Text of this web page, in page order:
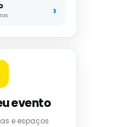
evento
e espaços